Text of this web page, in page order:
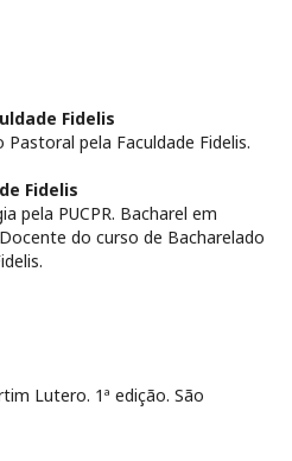
Fidelis
pela Faculdade Fidelis.
Fidelis
pela PUCPR. Bacharel em
do curso de Bacharelado
Lutero. 1ª edição. São